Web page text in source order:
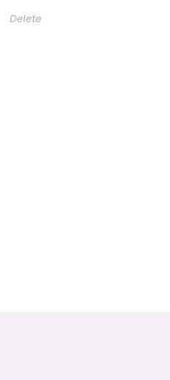
Delete